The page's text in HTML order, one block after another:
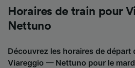
Horaires de train pour
Nettuno
Découvrez les horaires de départ
Viareggio — Nettuno pour le